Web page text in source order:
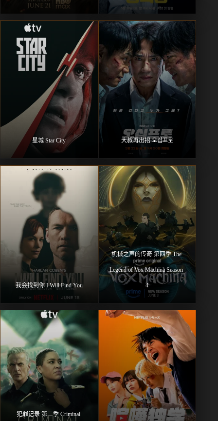
星城 Star City 大叔再出招 오십프로
我会找到你 I Will Find You
机械之声的传奇 第四季 The
Legend of Vox Machina Season
4
犯罪记录 第二季 Criminal